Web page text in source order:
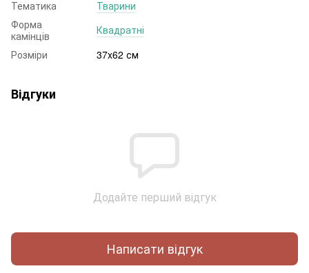
Тематика
Тварини
Форма
камінців
Квадратні
Розміри
37x62 см
Відгуки
Додайте перший відгук
Написати відгук